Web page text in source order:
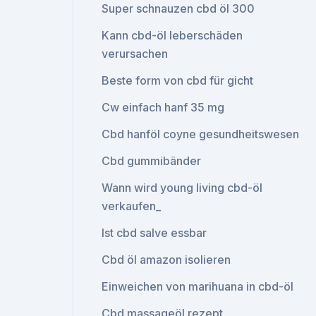
Super schnauzen cbd öl 300
Kann cbd-öl leberschäden
verursachen
Beste form von cbd für gicht
Cw einfach hanf 35 mg
Cbd hanföl coyne gesundheitswesen
Cbd gummibänder
Wann wird young living cbd-öl
verkaufen_
Ist cbd salve essbar
Cbd öl amazon isolieren
Einweichen von marihuana in cbd-öl
Cbd massageöl rezept